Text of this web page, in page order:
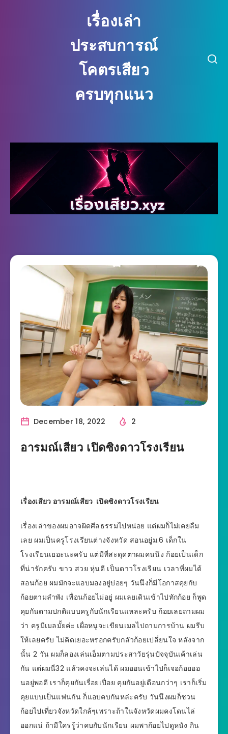
เรื่องเล่า
ประสบการณ์
โคตรเสียว
ครบทุกแนว
December 18, 2022 2
อารมณ์เสียว เปิดซิงดาวโรงเรียน
เรื่องเสียว อารมณ์เสียว เปิดซิงดาวโรงเรียน
เรื่องเล่าของผมอาจผิดศีลธรรมไปหน่อย แต่ผมก็ไม่เคยลืม
เลย ผมเป็นครูโรงเรียนต่างจังหวัด สอนอยู่ม.6 เด็กใน
โรงเรียนเยอะนะครับ แต่มีที่สะดุดตาผมคนนึง ก้อยเป็นเด็ก
ที่น่ารักครับ ขาว สวย หุ่นดี เป็นดาวโรงเรียน เวลาที่ผมได้
สอนก้อย ผมมักจะแอบมองอยู่บ่อยๆ วันนึงก็มีโอกาสคุยกับ
ก้อยตามลำพัง เพื่อนก้อยไม่อยู่ ผมเลยเดินเข้าไปทักก้อย ก็พูด
คุยกันตามปกติแบบครูกับนักเรียนแหละครับ ก้อยเลยถามผม
ว่า ครูมีเมลมั้ยค่ะ เผื่อหนูจะเขียนเมลไปถามการบ้าน ผมรีบ
ให้เลยครับ ไม่คิดเยอะหรอกครับกลัวก้อยเปลี่ยนใจ หลังจาก
นั้น 2 วัน ผมก็ลองเล่นเอ็มตามประสาวัยรุ่นปัจจุบันเค้าเล่น
กัน แต่ผมนี่32 แล้วคงจะเล่นได้ ผมออนเข้าไปก็เจอก้อยออ
นอยู่พอดี เราก็คุยกันเรื่อยเปื่อย คุยกันอยู่เดือนกว่าๆ เราก็เริ่ม
คุยแบบเป็นแฟนกัน ก็แอบคบกันหล่ะครับ วันนึงผมก็ชวน
ก้อยไปเที่ยวจังหวัดใกล้ๆเพราะถ้าในจังหวัดผมคงโดนไล่
ออกแน่ ถ้ามีใครรู้ว่าคบกับนักเรียน ผมพาก้อยไปดูหนัง กิน